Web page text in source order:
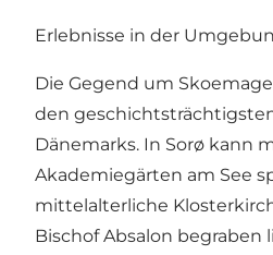
Erlebnisse in der
Die Gegend um
den
Dänemarks. In Sorø kann
Akademiegärten am See
mittelalterliche
Bischof Absalon begraben